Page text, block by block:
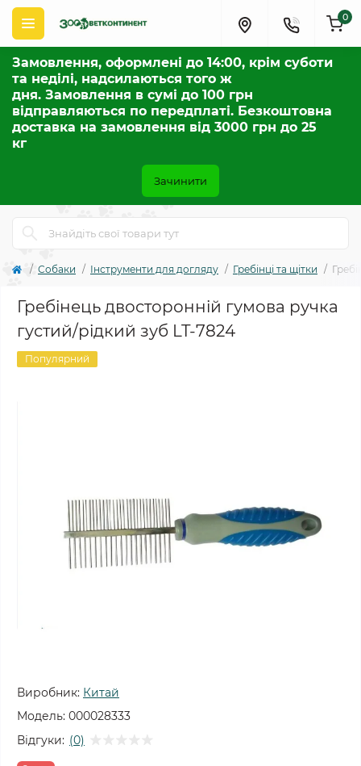
Замовлення, оформлені до 14:00, крім суботи
та неділі, надсилаються того ж
дня. Замовлення в сумі до 100 грн
відправляються по передплаті. Безкоштовна
доставка на замовлення від 3000 грн до 25
кг
Зачинити
0
Собаки Інструменти для догляду Гребінці та щітки
Гребінець двосторонній гумова ручка
густий/рідкий зуб LT-7824
Популярний
Виробник: Китай
Модель: 000028333
Відгуки: (0)